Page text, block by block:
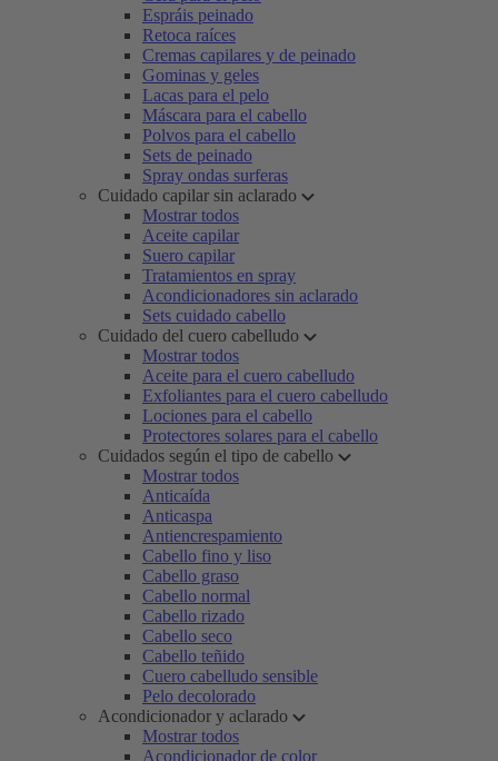
Espráis peinado
Retoca raíces
Cremas capilares y de peinado
Gominas y geles
Lacas para el pelo
Máscara para el cabello
Polvos para el cabello
Sets de peinado
Spray ondas surferas
Cuidado capilar sin aclarado
Mostrar todos
Aceite capilar
Suero capilar
Tratamientos en spray
Acondicionadores sin aclarado
Sets cuidado cabello
Cuidado del cuero cabelludo
Mostrar todos
Aceite para el cuero cabelludo
Exfoliantes para el cuero cabelludo
Lociones para el cabello
Protectores solares para el cabello
Cuidados según el tipo de cabello
Mostrar todos
Anticaída
Anticaspa
Antiencrespamiento
Cabello fino y liso
Cabello graso
Cabello normal
Cabello rizado
Cabello seco
Cabello teñido
Cuero cabelludo sensible
Pelo decolorado
Acondicionador y aclarado
Mostrar todos
Acondicionador de color